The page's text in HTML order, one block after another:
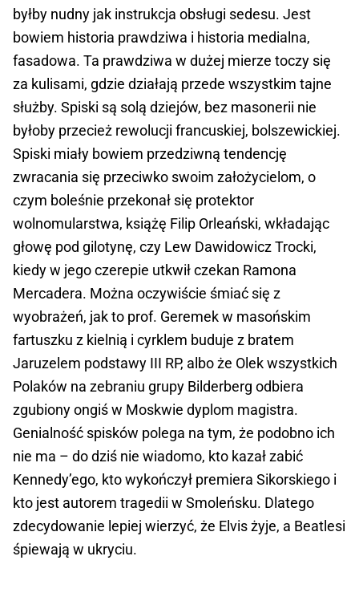
byłby nudny jak instrukcja obsługi sedesu. Jest
bowiem historia prawdziwa i historia medialna,
fasadowa. Ta prawdziwa w dużej mierze toczy się
za kulisami, gdzie działają przede wszystkim tajne
służby. Spiski są solą dziejów, bez masonerii nie
byłoby przecież rewolucji francuskiej, bolszewickiej.
Spiski miały bowiem przedziwną tendencję
zwracania się przeciwko swoim założycielom, o
czym boleśnie przekonał się protektor
wolnomularstwa, książę Filip Orleański, wkładając
głowę pod gilotynę, czy Lew Dawidowicz Trocki,
kiedy w jego czerepie utkwił czekan Ramona
Mercadera. Można oczywiście śmiać się z
wyobrażeń, jak to prof. Geremek w masońskim
fartuszku z kielnią i cyrklem buduje z bratem
Jaruzelem podstawy III RP, albo że Olek wszystkich
Polaków na zebraniu grupy Bilderberg odbiera
zgubiony ongiś w Moskwie dyplom magistra.
Genialność spisków polega na tym, że podobno ich
nie ma – do dziś nie wiadomo, kto kazał zabić
Kennedy’ego, kto wykończył premiera Sikorskiego i
kto jest autorem tragedii w Smoleńsku. Dlatego
zdecydowanie lepiej wierzyć, że Elvis żyje, a Beatlesi
śpiewają w ukryciu.